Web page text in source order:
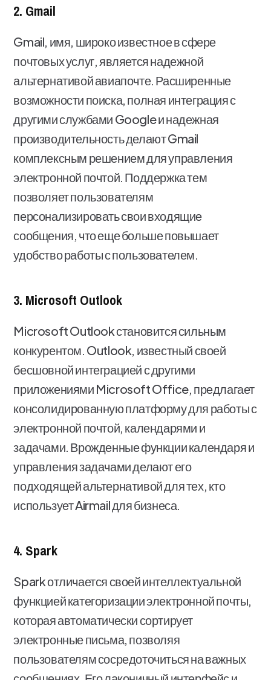
2. Gmail
Gmail, имя, широко известное в сфере
почтовых услуг, является надежной
альтернативой авиапочте. Расширенные
возможности поиска, полная интеграция с
другими службами Google и надежная
производительность делают Gmail
комплексным решением для управления
электронной почтой. Поддержка тем
позволяет пользователям
персонализировать свои входящие
сообщения, что еще больше повышает
удобство работы с пользователем.
3. Microsoft Outlook
Microsoft Outlook становится сильным
конкурентом. Outlook, известный своей
бесшовной интеграцией с другими
приложениями Microsoft Office, предлагает
консолидированную платформу для работы с
электронной почтой, календарями и
задачами. Врожденные функции календаря и
управления задачами делают его
подходящей альтернативой для тех, кто
использует Airmail для бизнеса.
4. Spark
Spark отличается своей интеллектуальной
функцией категоризации электронной почты,
которая автоматически сортирует
электронные письма, позволяя
пользователям сосредоточиться на важных